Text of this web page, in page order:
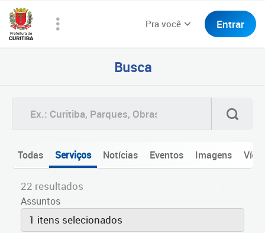
Pra você Entrar
Busca
Todas Serviços Notícias Eventos Imagens
22 resultados
Assuntos
1 itens selecionados